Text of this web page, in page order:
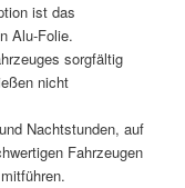
ist das
Alu-Folie.
sorgfältig
nicht
Nachtstunden, auf
Fahrzeugen